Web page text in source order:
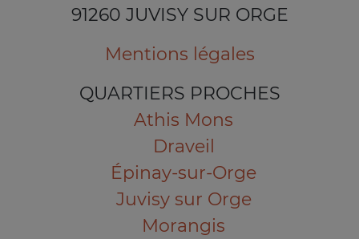
91260 JUVISY SUR ORGE
Mentions légales
QUARTIERS PROCHES
Athis Mons
Draveil
Épinay-sur-Orge
Juvisy sur Orge
Morangis